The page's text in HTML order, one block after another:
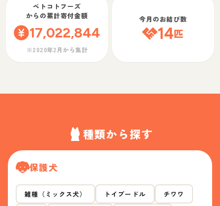
ペトコトフーズ
からの累計寄付金額
17,022,844
※2020年2月から集計
今月のお結び数
14匹
種類から探す
保護犬
雑種（ミックス犬） トイプードル チワワ